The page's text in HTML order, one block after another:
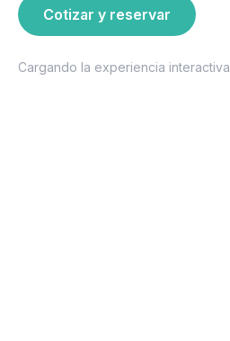
Cotizar y reservar
Cargando la experiencia